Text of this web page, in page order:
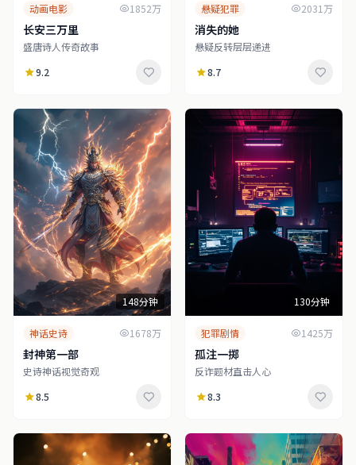
动画电影 1852万
长安三万里
盛唐诗人传奇故事
9.2
悬疑犯罪 2031万
消失的她
悬疑反转层层递进
8.7
148分钟
神话史诗 1678万
封神第一部
史诗神话视觉奇观
8.5
130分钟
犯罪剧情 1425万
孤注一掷
反诈题材直击人心
8.3